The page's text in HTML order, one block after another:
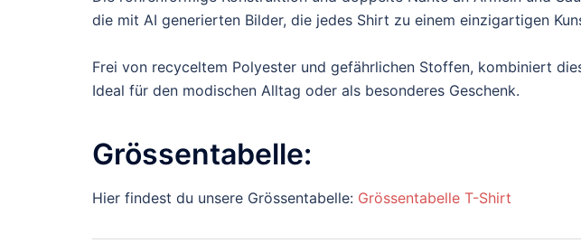
die mit AI generierten Bilder, die jedes Shirt zu einem einzigartigen
Frei von recyceltem Polyester und gefährlichen Stoffen, kombiniert
Ideal für den modischen Alltag oder als besonderes Geschenk.
Grössentabelle:
Hier findest du unsere Grössentabelle: Grössentabelle T-Shirt